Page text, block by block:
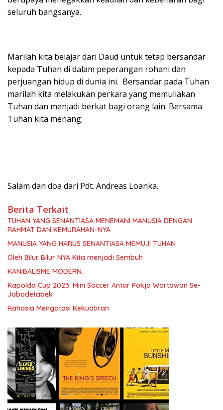
seluruh bangsanya.
Marilah kita belajar dari Daud untuk tetap bersandar
kepada Tuhan di dalam peperangan rohani dan
perjuangan hidup di dunia ini. Bersandar pada Tuhan
marilah kita melakukan perkara yang memuliakan
Tuhan dan menjadi berkat bagi orang lain. Bersama
Tuhan kita menang.
Salam dan doa dari Pdt. Andreas Loanka.
Berita Terkait
TUHAN YANG SENANTIASA MENEMANI MANUSIA DENGAN
RAHMAT DAN KEMURAHAN-NYA
MANUSIA YANG HARUS SENANTIASA MEMUJI TUHAN
Oleh Bilur Bilur NYA Kita menjadi Sembuh
KANIBALISME MODERN.
Kapolda Cup 2023: Mini Soccer Antar Pokja Wartawan Se-
Jabodetabek
Rahasia Mengatasi Kekuatiran